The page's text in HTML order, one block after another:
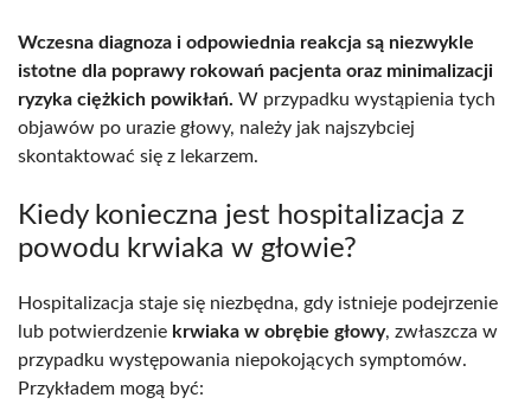
Wczesna diagnoza i odpowiednia reakcja są niezwykle
istotne dla poprawy rokowań pacjenta oraz minimalizacji
ryzyka ciężkich powikłań. W przypadku wystąpienia tych
objawów po urazie głowy, należy jak najszybciej
skontaktować się z lekarzem.
Kiedy konieczna jest hospitalizacja z
powodu krwiaka w głowie?
Hospitalizacja staje się niezbędna, gdy istnieje podejrzenie
lub potwierdzenie krwiaka w obrębie głowy, zwłaszcza w
przypadku występowania niepokojących symptomów.
Przykładem mogą być: